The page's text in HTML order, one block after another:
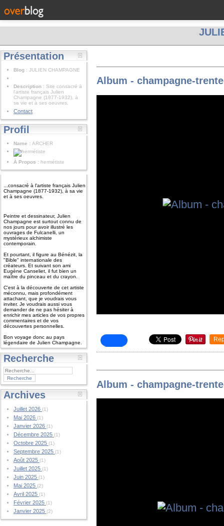
Présentation
Blog : JULIEN CHAMPAGNE
Description : Site consacré à
l'artiste français Julien
Champagne (1877-1932), à
sa vie et à ses oeuvres.
Contact
Profil
Name : ARCHER
À Propos : hermétiste
...consacré à l'artiste français Julien
Champagne (1877-1932), à sa vie
et à ses oeuvres.
Peintre et dessinateur, Julien
Champagne est surtout connu de
nos jours pour avoir illustré les
ouvrages de Fulcanelli, un
mystérieux alchimiste
contemporain.
Et pourtant, il figure au Bénézit, la
"Bible" internationale des
créateurs. Et suivant son ami
Eugène Canseliet, il fut bien un
maître du pinceau et du crayon.
C'est à la découverte de cet artiste
méconnu, mais profondément
attachant, que je voudrais vous
inviter. Je voudrais aussi vous
demander de ne pas hésiter à
enrichir mes articles de vos propres
commentaires et de vos
découvertes personnelles.
Bon voyage donc au pays
légendaire de Julien Champagne.
Recherche
Archives
Juillet 2026 (1)
Mai 2026 (1)
Janvier 2026 (1)
Décembre 2025 (1)
Octobre 2025 (1)
Septembre 2025 (1)
Août 2025 (1)
Juillet 2025 (1)
Juin 2025 (1)
Mai 2025 (2)
Avril 2025 (1)
Février 2025 (1)
Janvier 2025 (2)
Album - champagne-
Album - champagne-